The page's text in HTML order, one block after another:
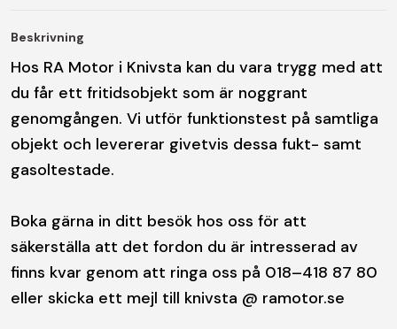
Beskrivning
Hos RA Motor i Knivsta kan du vara trygg med att
du får ett fritidsobjekt som är noggrant
genomgången. Vi utför funktionstest på samtliga
objekt och levererar givetvis dessa fukt- samt
gasoltestade.
Boka gärna in ditt besök hos oss för att
säkerställa att det fordon du är intresserad av
finns kvar genom att ringa oss på 018–418 87 80
eller skicka ett mejl till knivsta @ ramotor.se